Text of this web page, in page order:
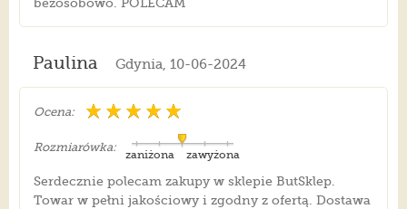
Paulina Gdynia, 10-06-2024
Ocena:
Rozmiarówka:
zawyżona
zaniżona
Serdecznie polecam zakupy w sklepie ButSklep.
Towar w pełni jakościowy i zgodny z ofertą. Dostawa